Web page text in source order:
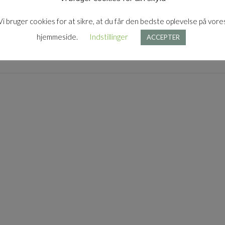
Gem mit navn, mail og
bruger cookies for at sikre, at du får den bedste oplevelse på
hjemmeside.
Indstillinger ACCEPTER